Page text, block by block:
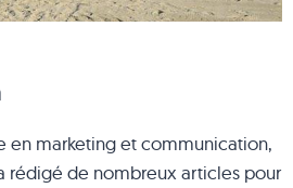
en marketing et communication,
rédigé de nombreux articles pour